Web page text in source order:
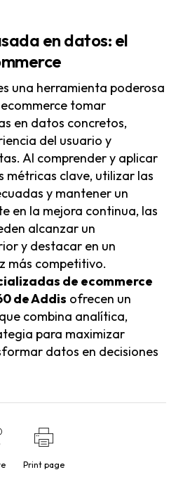
en datos: el
una herramienta poderosa
tomar
en datos concretos,
del usuario y
Al comprender y aplicar
métricas clave, utilizar las
y mantener un
en la mejora continua, las
alcanzar un
y destacar en un
más competitivo.
de ecommerce
de Addis ofrecen un
combina analítica,
para maximizar
datos en decisiones
Print page